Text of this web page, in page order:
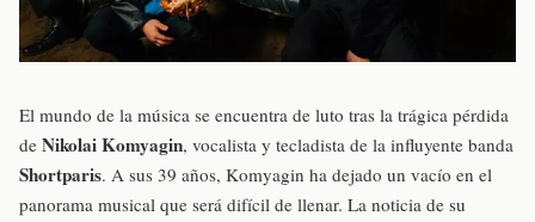
El mundo de la música se encuentra de luto tras la trágica pérdida
de Nikolai Komyagin, vocalista y tecladista de la influyente banda
Shortparis. A sus 39 años, Komyagin ha dejado un vacío en el
panorama musical que será difícil de llenar. La noticia de su